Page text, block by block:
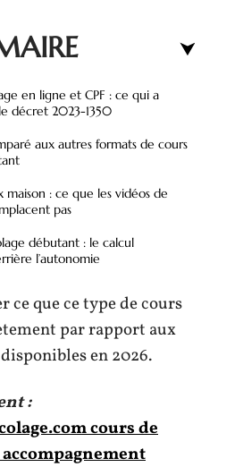
en ligne et CPF : ce qui a
décret 2023-1350
aux autres formats de cours
maison : ce que les vidéos de
pas
débutant : le calcul
l’autonomie
ce que ce type de cours
par rapport aux
en 2026.
:
cours de